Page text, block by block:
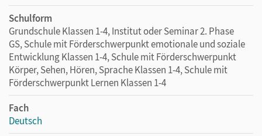
Schulform
Grundschule Klassen 1-4, Institut oder Seminar 2. Phase
GS, Schule mit Förderschwerpunkt emotionale und soziale
Entwicklung Klassen 1-4, Schule mit Förderschwerpunkt
Körper, Sehen, Hören, Sprache Klassen 1-4, Schule mit
Förderschwerpunkt Lernen Klassen 1-4
Fach
Deutsch